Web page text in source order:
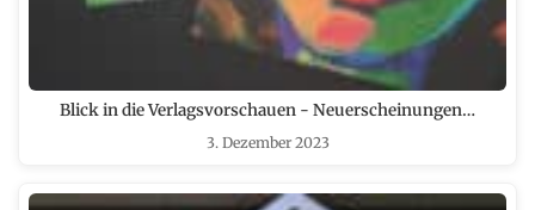
Blick in die Verlagsvorschauen - Neuerscheinungen…
3. Dezember 2023